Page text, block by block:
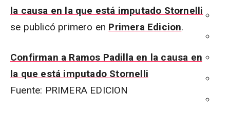
la causa en la que está imputado Stornelli
se publicó primero en Primera Edicion.
Confirman a Ramos Padilla en la causa en
la que está imputado Stornelli
Fuente: PRIMERA EDICION